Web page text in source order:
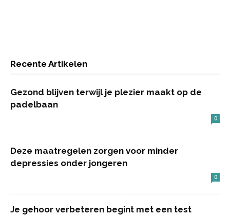
Recente Artikelen
Gezond blijven terwijl je plezier maakt op de
padelbaan
0
Deze maatregelen zorgen voor minder
depressies onder jongeren
0
Je gehoor verbeteren begint met een test